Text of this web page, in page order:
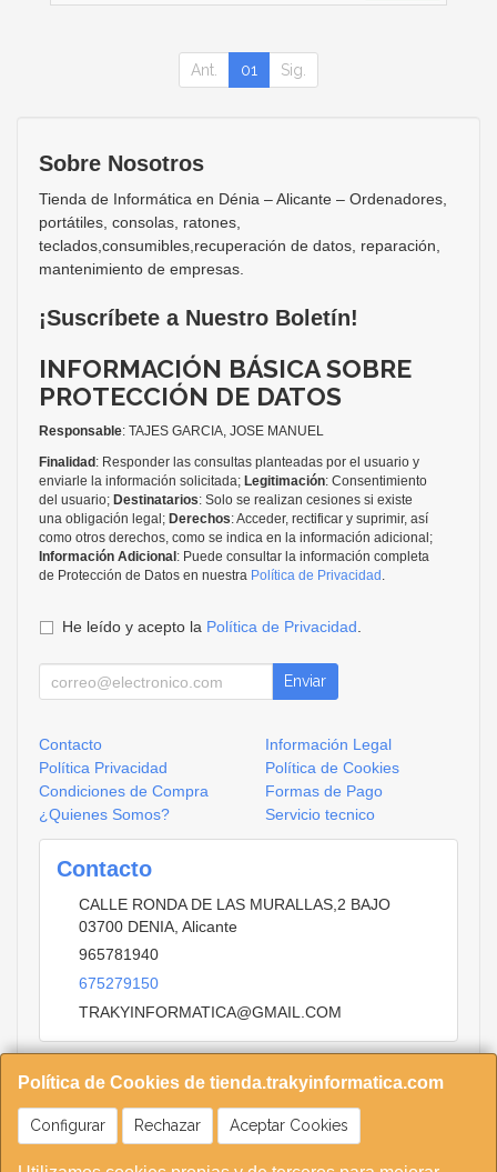
Ant. 01 Sig.
Política de Cookies de tienda.trakyinformatica.com
Configurar Rechazar Aceptar Cookies
Sobre Nosotros
Tienda de Informática en Dénia – Alicante – Ordenadores,
portátiles, consolas, ratones,
teclados,consumibles,recuperación de datos, reparación,
mantenimiento de empresas.
¡Suscríbete a Nuestro Boletín!
INFORMACIÓN BÁSICA SOBRE
PROTECCIÓN DE DATOS
Responsable: TAJES GARCIA, JOSE MANUEL
Finalidad : Responder las consultas planteadas por el usuario y
enviarle la información solicitada; Legitimación: Consentimiento
del usuario; Destinatarios: Solo se realizan cesiones si existe
una obligación legal; Derechos: Acceder, rectificar y suprimir, así
como otros derechos, como se indica en la información adicional;
Información Adicional : Puede consultar la información completa
de Protección de Datos en nuestra Política de Privacidad
He leído y acepto la Política de Privacidad.
Enviar
Contacto
Información Legal
Política Privacidad
Política de Cookies
Condiciones de Compra
Formas de Pago
¿Quienes Somos?
Servicio tecnico
Contacto
CALLE RONDA DE LAS MURALLAS,2 BAJO
03700 DENIA, Alicante
965781940
675279150
TRAKYINFORMATICA@GMAIL.COM
Horario
9.30 A 13.15 16.00 20.00